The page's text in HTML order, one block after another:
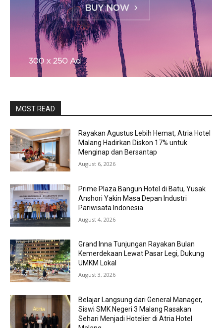
MOST READ
Rayakan Agustus Lebih Hemat, Atria Hotel
Malang Hadirkan Diskon 17% untuk
Menginap dan Bersantap
August 6, 2026
Prime Plaza Bangun Hotel di Batu, Yusak
Anshori Yakin Masa Depan Industri
Pariwisata Indonesia
August 4, 2026
Grand Inna Tunjungan Rayakan Bulan
Kemerdekaan Lewat Pasar Legi, Dukung
UMKM Lokal
August 3, 2026
Belajar Langsung dari General Manager,
Siswi SMK Negeri 3 Malang Rasakan
Sehari Menjadi Hotelier di Atria Hotel